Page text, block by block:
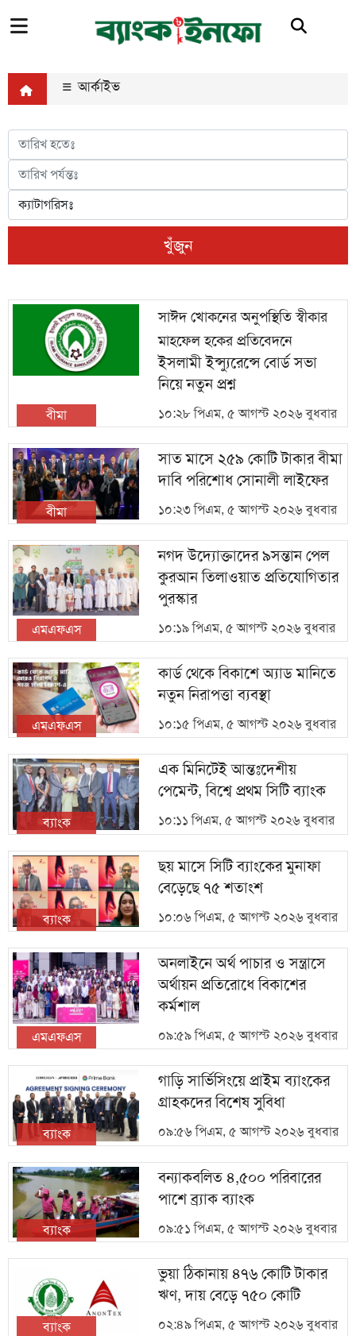
আর্কাইভ
খুঁজুন
বীমা
সাঈদ খোকনের অনুপস্থিতি স্বীকার
মাহফেল হকের প্রতিবেদনে
ইসলামী ইন্স্যুরেন্সে বোর্ড সভা
নিয়ে নতুন প্রশ্ন
১০:২৮ পিএম, ৫ আগস্ট ২০২৬ বুধবার
বীমা
সাত মাসে ২৫৯ কোটি টাকার বীমা
দাবি পরিশোধ সোনালী লাইফের
১০:২৩ পিএম, ৫ আগস্ট ২০২৬ বুধবার
এমএফএস
নগদ উদ্যোক্তাদের ৯সন্তান পেল
কুরআন তিলাওয়াত প্রতিযোগিতার
পুরস্কার
১০:১৯ পিএম, ৫ আগস্ট ২০২৬ বুধবার
এমএফএস
কার্ড থেকে বিকাশে অ্যাড মানিতে
নতুন নিরাপত্তা ব্যবস্থা
১০:১৫ পিএম, ৫ আগস্ট ২০২৬ বুধবার
ব্যাংক
এক মিনিটেই আন্তঃদেশীয়
পেমেন্ট, বিশ্বে প্রথম সিটি ব্যাংক
১০:১১ পিএম, ৫ আগস্ট ২০২৬ বুধবার
ব্যাংক
ছয় মাসে সিটি ব্যাংকের মুনাফা
বেড়েছে ৭৫ শতাংশ
১০:০৬ পিএম, ৫ আগস্ট ২০২৬ বুধবার
এমএফএস
অনলাইনে অর্থ পাচার ও সন্ত্রাসে
অর্থায়ন প্রতিরোধে বিকাশের
কর্মশাল
০৯:৫৯ পিএম, ৫ আগস্ট ২০২৬ বুধবার
ব্যাংক
গাড়ি সার্ভিসিংয়ে প্রাইম ব্যাংকের
গ্রাহকদের বিশেষ সুবিধা
০৯:৫৬ পিএম, ৫ আগস্ট ২০২৬ বুধবার
ব্যাংক
বন্যাকবলিত ৪,৫০০ পরিবারের
পাশে ব্র্যাক ব্যাংক
০৯:৫১ পিএম, ৫ আগস্ট ২০২৬ বুধবার
ব্যাংক
ভুয়া ঠিকানায় ৪৭৬ কোটি টাকার
ঋণ, দায় বেড়ে ৭৫০ কোটি
০২:৪৯ পিএম, ৫ আগস্ট ২০২৬ বুধবার